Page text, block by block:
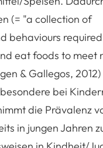
(= "a collection of
behaviours
eat foods to meet
& Gallegos,
bei
die Prävalenz
in jungen Jahren